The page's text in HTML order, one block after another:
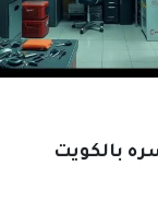
بالكويت